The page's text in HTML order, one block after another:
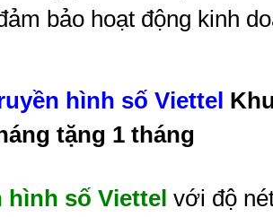
bảo hoạt động kinh
hình số Viettel
tặng 1 tháng
hình số Viettel với độ